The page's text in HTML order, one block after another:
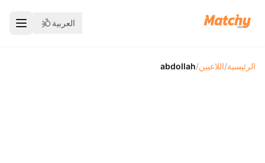
العربية
الرئيسية/اللاعبين/
abdollah